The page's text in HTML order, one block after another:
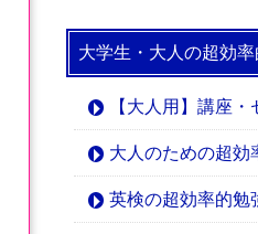
大学生・大人の超効
【大人用】講座
大人のための超効
英検の超効率的勉